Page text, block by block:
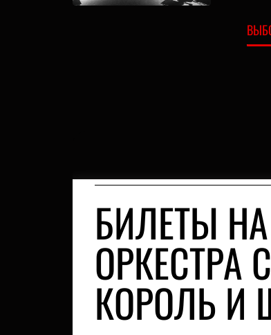
БИЛЕТЫ
ОРКЕСТРА
КОРОЛЬ И